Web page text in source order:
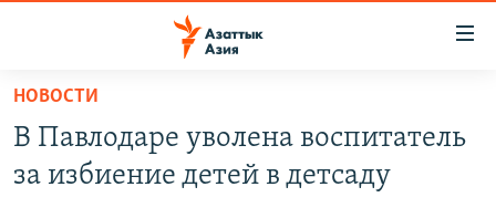
Вернуться
основному
содержанию
КАЗАХСТАН
НОВОСТИ
НОВОСТИ
В Павлодаре уволена воспитатель
за избиение детей в детсаду